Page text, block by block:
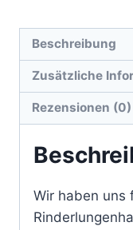
Beschreibung
Zusätzliche
Rezensionen (0)
Wir haben uns